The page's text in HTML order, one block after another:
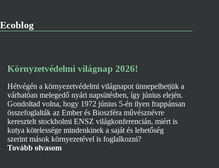
Ecoblog
Környzetvédelmi világnap 2026!
Hétvégén a környezetvédelmi világnapot ünnepelhetjük a
várhatóan melegedő nyári napsütésben, így június elején.
Gondoltad volna, hogy 1972 június 5-én ilyen frappánsan
összefoglalták az Ember és Bioszféra művésznévre
keresztelt stockholmi ENSZ világkonferencián, miért is
kutya kötelessége mindenkinek a saját és lehetőség
szerint mások környezetével is foglalkozni?
Tovább olvasom